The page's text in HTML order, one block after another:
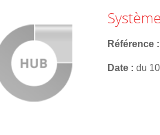
Référence
Date du